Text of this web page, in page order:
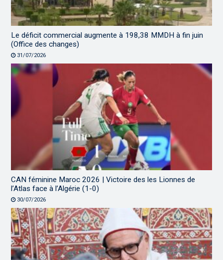
Le déficit commercial augmente à 198,38 MMDH à fin juin
(Office des changes)
31/07/2026
CAN féminine Maroc 2026 | Victoire des les Lionnes de
l’Atlas face à l’Algérie (1-0)
30/07/2026